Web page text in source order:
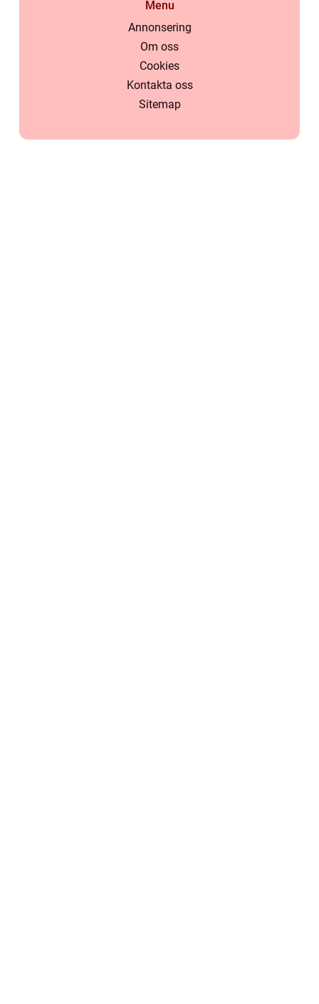
Menu
Annonsering
Om oss
Cookies
Kontakta oss
Sitemap